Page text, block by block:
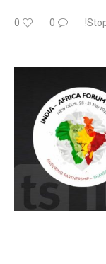
0
0